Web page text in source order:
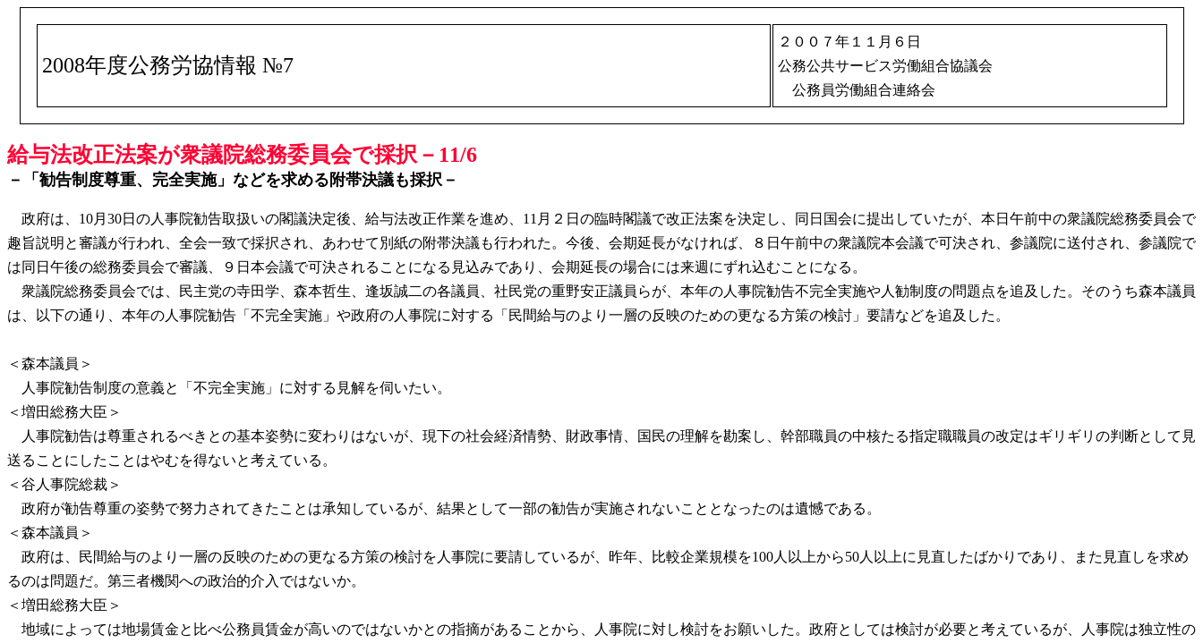
2008年度公務労協情報 №7
２００７年１１月６日
公務公共サービス労働組合協議会
公務員労働組合連絡会
給与法改正法案が衆議院総務委員会で採択－11/6
－「勧告制度尊重、完全実施」などを求める附帯決議も採択－
政府は、10月30日の人事院勧告取扱いの閣議決定後、給与法改正作業を進め、11月２日の臨時閣議で改正法案を決定し、同日国会に提出していたが、本日午前中の衆議院総務委員会で
趣旨説明と審議が行われ、全会一致で採択され、あわせて別紙の附帯決議も行われた。今後、会期延長がなければ、８日午前中の衆議院本会議で可決され、参議院に送付され、参議院で
は同日午後の総務委員会で審議、９日本会議で可決されることになる見込みであり、会期延長の場合には来週にずれ込むことになる。
衆議院総務委員会では、民主党の寺田学、森本哲生、逢坂誠二の各議員、社民党の重野安正議員らが、本年の人事院勧告不完全実施や人勧制度の問題点を追及した。そのうち森本議員
は、以下の通り、本年の人事院勧告「不完全実施」や政府の人事院に対する「民間給与のより一層の反映のための更なる方策の検討」要請などを追及した。
＜森本議員＞
人事院勧告制度の意義と「不完全実施」に対する見解を伺いたい。
＜増田総務大臣＞
人事院勧告は尊重されるべきとの基本姿勢に変わりはないが、現下の社会経済情勢、財政事情、国民の理解を勘案し、幹部職員の中核たる指定職職員の改定はギリギリの判断として見
送ることにしたことはやむを得ないと考えている。
＜谷人事院総裁＞
政府が勧告尊重の姿勢で努力されてきたことは承知しているが、結果として一部の勧告が実施されないこととなったのは遺憾である。
＜森本議員＞
政府は、民間給与のより一層の反映のための更なる方策の検討を人事院に要請しているが、昨年、比較企業規模を100人以上から50人以上に見直したばかりであり、また見直しを求め
るのは問題だ。第三者機関への政治的介入ではないか。
＜増田総務大臣＞
地域によっては地場賃金と比べ公務員賃金が高いのではないかとの指摘があることから、人事院に対し検討をお願いした。政府としては検討が必要と考えているが、人事院は独立性の